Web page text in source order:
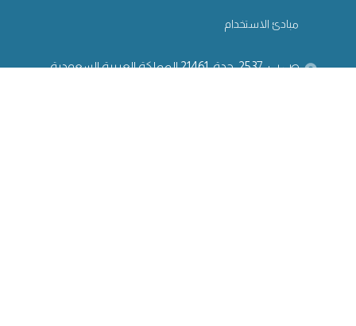
مبادئ الاستخدام
ص.ب: 2537، جدة: 21461 المملكة العربية السعودية